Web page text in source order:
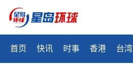
首页 快讯 时事 香港 台湾